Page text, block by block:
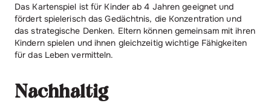
Das Kartenspiel ist für Kinder ab 4 Jahren geeignet und
fördert spielerisch das Gedächtnis, die Konzentration und
das strategische Denken. Eltern können gemeinsam mit ihren
Kindern spielen und ihnen gleichzeitig wichtige Fähigkeiten
für das Leben vermitteln.
Nachhaltig